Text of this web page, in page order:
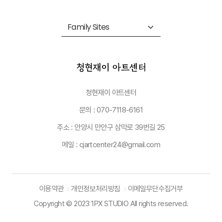
청현재이 아트센터
문의 : 070-7118-6161
주소 : 안양시 만안구 삼막로 39번길 25
메일 : cjartcenter24@gmail.com
이용약관 개인정보처리방침
이메일무단수집거부
Copyright © 2023 1PX STUDIO All rights reserved.